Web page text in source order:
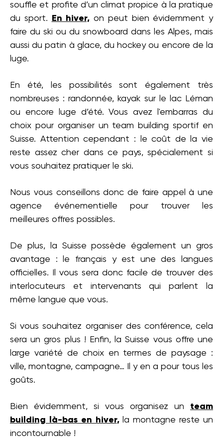
souffle et profite d’un climat propice à la pratique
du sport.
En hiver, on peut bien évidemment y
faire du ski ou du snowboard dans les Alpes, mais
aussi du patin à glace, du hockey ou encore de la
luge.
En été, les possibilités sont également très
nombreuses : randonnée, kayak sur le lac Léman
ou encore luge d’été. Vous avez l'embarras du
choix pour organiser un team building sportif en
Suisse. Attention cependant : le coût de la vie
reste assez cher dans ce pays, spécialement si
vous souhaitez pratiquer le ski.
Nous vous conseillons donc de faire appel à une
agence événementielle pour trouver les
meilleures offres possibles.
De plus, la Suisse possède également un gros
avantage : le français y est une des langues
officielles. Il vous sera donc facile de trouver des
interlocuteurs et intervenants qui parlent la
même langue que vous.
Si vous souhaitez organiser des conférence, cela
sera un gros plus ! Enfin, la Suisse vous offre une
large variété de choix en termes de paysage :
ville, montagne, campagne… Il y en a pour tous les
goûts.
Bien évidemment, si vous organisez un team
building là-bas en hiver, la montagne reste un
incontournable !